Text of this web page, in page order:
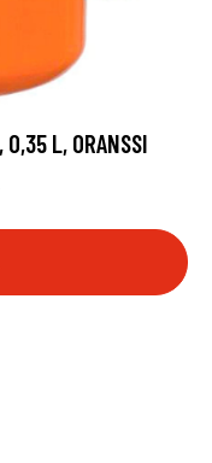
0,35 L, ORANSSI